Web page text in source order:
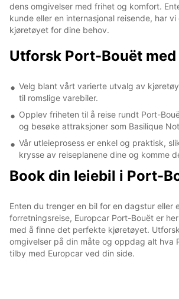
dens omgivelser med frihet og komfort.
kunde eller en internasjonal reisende, har
kjøretøyet for dine behov.
Utforsk Port-Bouët
Velg blant vårt varierte utvalg av
til romslige varebiler.
Opplev friheten til å reise rundt Port-
og besøke attraksjoner som Basilique
Vår utleieprosess er enkel og praktisk,
krysse av reiseplanene dine og komme
Book din leiebil i Port-
Enten du trenger en bil for en dagstur eller
forretningsreise, Europcar Port-Bouët er
med å finne det perfekte kjøretøyet.
omgivelser på din måte og oppdag alt hva
tilby med Europcar ved din side.